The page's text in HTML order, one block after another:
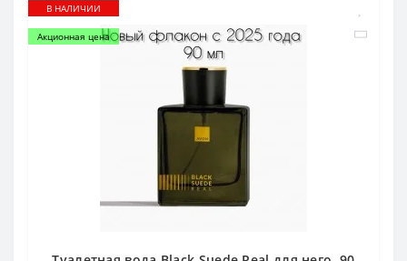
В НАЛИЧИИ
Акционная цена